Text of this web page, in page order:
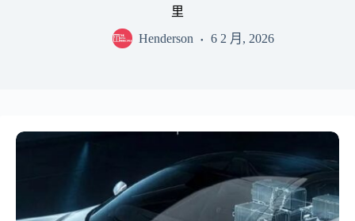
里
Henderson
6 2 月, 2026